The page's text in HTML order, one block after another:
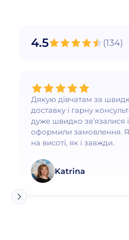
Оливковий
Сірий
темно-синій
Чорний
4 рост
6 рост
Білий
4.5 (134)
Дякую дівчатам за
доставку і гарну
дуже швидко зв’язалися і
оформили замовлення.
на висоті, як і завжди.
Katrina